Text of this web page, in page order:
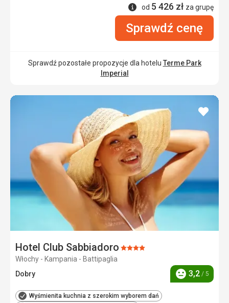
Informacje
od 5 426 zł za grupę
Sprawdź cenę
Sprawdź pozostałe propozycje dla hotelu Terme Park
Imperial
Hotel Club Sabbiadoro Ocena:
Włochy - Kampania - Battipaglia
Dobry
Ocena
3,2 / 5
Wyśmienita kuchnia z szerokim wyborem dań
dodaj